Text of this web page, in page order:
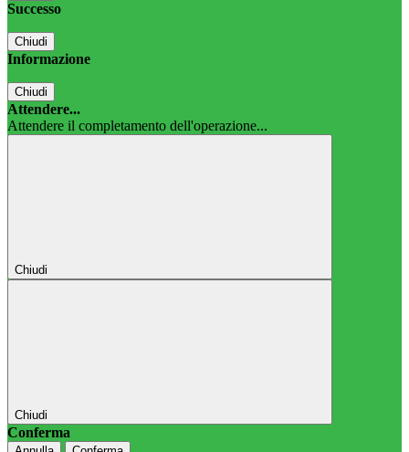
Successo
Chiudi
Informazione
Chiudi
Attendere...
Attendere il completamento dell'operazione...
Chiudi
Chiudi
Conferma